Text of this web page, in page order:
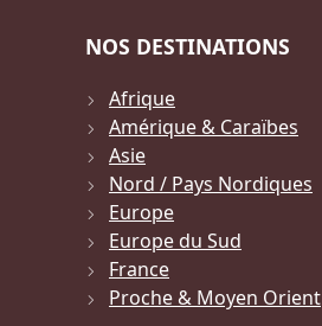
NOS DESTINATIONS
Afrique
Amérique & Caraïbes
Asie
Nord / Pays Nordiques
Europe
Europe du Sud
France
Proche & Moyen Orient